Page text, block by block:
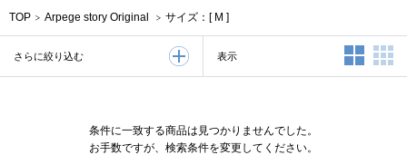
TOP Arpege story Original サイズ：[ M ]
さらに絞り込む 表示 2列表示
条件に一致する商品は見つかりませんでした。
お手数ですが、検索条件を変更してください。